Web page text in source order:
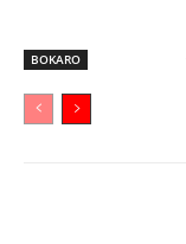
BOKARO